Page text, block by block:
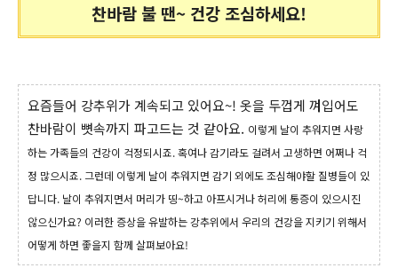
찬바람 불 땐~ 건강 조심하세요!
요즘들어 강추위가 계속되고 있어요~! 옷을 두껍게 껴입어도
찬바람이 뼛속까지 파고드는 것 같아요. 이렇게 날이 추워지면 사랑
하는 가족들의 건강이 걱정되시죠.혹여나 감기라도 걸려서 고생하면 어쩌나 걱
정 많으시죠. 그런데 이렇게 날이 추워지면 감기 외에도 조심해야할 질병들이 있
답니다. 날이 추워지면서 머리가 띵~하고 아프시거나 허리에 통증이 있으시진
않으신가요? 이러한 증상을 유발하는 강추위에서 우리의 건강을 지키기 위해서
어떻게 하면 좋을지 함께 살펴보아요!